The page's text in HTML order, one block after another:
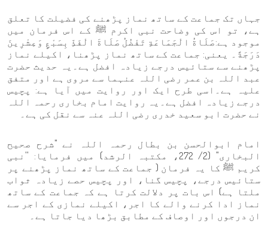
جہاں تک جماعت کے ساتھ نماز پڑھنے کی فضیلت کا تعلق
ہے، تو اس کی وضاحت نبی اکرم ﷺ کے اس فرمان میں
موجود ہے:صَلَاةُ الْجَمَاعَةِ تَفْضُلُ صَلَاةَ الْفَذِّ بِسَبْعٍ وَعِشْرِينَ
دَرَجَةً۔ یعنی: جماعت کے ساتھ نماز پڑھنا، اکیلے نماز
پڑھنے سے ستائیس درجے زیادہ افضل ہے۔یہ حدیث حضرت
عبد اللہ بن عمر رضی اللہ عنہما سے مروی ہے اور متفق
علیہ ہے۔اسی طرح ایک اور روایت میں آیا ہے: پچیس
درجے زیادہ افضل ہے۔یہ روایت امام بخاری رحمہ اللہ
نے حضرت ابو سعید خدری رضی اللہ عنہ سے نقل کی ہے۔
امام ابوالحسن بن بطال رحمہ اللہ نے "شرح صحیح
البخاری" (2/ 272، مکتبہ الرشد) میں فرمایا: ''نبی
کریم ﷺ کا یہ فرمان ( جماعت کے ساتھ نماز پڑھنے پر
ستائیس درجے، پچیس گنا، اور پچیس حصے زیادہ ثواب
ملتا ہے) اس بات پر دلالت کرتا ہے کہ جماعت کے ساتھ
نماز ادا کرنے والے کا اجر، اکیلے نمازی کے اجر سے
ان درجوں اور اوصاف کے مطابق بڑھا دیا جاتا ہے۔